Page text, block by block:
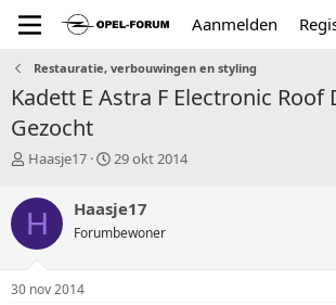
Aanmelden
Restauratie, verbouwingen en styling
Kadett E Astra F Electronic Roof
Gezocht
T
p
i
c
s
a
Haasje17
S
r
t
a
29 okt 2014
H Haasje17
Forumbewoner
30 nov 2014